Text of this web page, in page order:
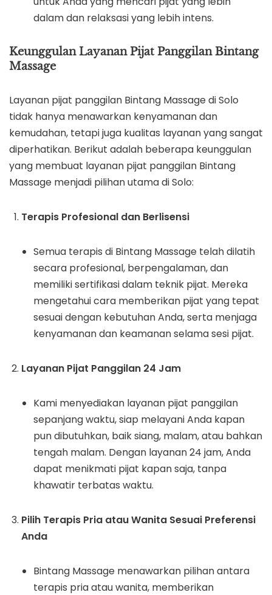
dalam dan relaksasi yang lebih intens.
Keunggulan Layanan Pijat Panggilan Bintang
Massage
Layanan pijat panggilan Bintang Massage di Solo
tidak hanya menawarkan kenyamanan dan
kemudahan, tetapi juga kualitas layanan yang sangat
diperhatikan. Berikut adalah beberapa keunggulan
yang membuat layanan pijat panggilan Bintang
Massage menjadi pilihan utama di Solo:
Terapis Profesional dan Berlisensi
Semua terapis di Bintang Massage telah dilatih
secara profesional, berpengalaman, dan
memiliki sertifikasi dalam teknik pijat. Mereka
mengetahui cara memberikan pijat yang tepat
sesuai dengan kebutuhan Anda, serta menjaga
kenyamanan dan keamanan selama sesi pijat.
Layanan Pijat Panggilan 24 Jam
Kami menyediakan layanan pijat panggilan
sepanjang waktu, siap melayani Anda kapan
pun dibutuhkan, baik siang, malam, atau bahkan
tengah malam. Dengan layanan 24 jam, Anda
dapat menikmati pijat kapan saja, tanpa
khawatir terbatas waktu.
Pilih Terapis Pria atau Wanita Sesuai Preferensi
Anda
Bintang Massage menawarkan pilihan antara
terapis pria atau wanita, memberikan